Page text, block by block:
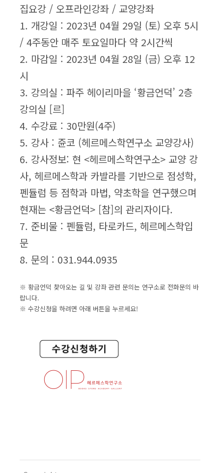
집요강 / 오프라인강좌 / 교양강좌
1. 개강일 : 2023년 04월 29일 (토) 오후 5시
/ 4주동안 매주 토요일마다 약 2시간씩
2. 마감일 : 2023년 04월 28일 (금) 오후 12
시
3. 강의실 : 파주 헤이리마을 ‘황금언덕’ 2층
강의실 [르]
4. 수강료 : 30만원(4주)
5. 강사 : 쥰코 (헤르메스학연구소 교양강사)
6. 강사정보: 현 <헤르메스학연구소> 교양 강
사, 헤르메스학과 카발라를 기반으로 점성학,
펜듈럼 등 점학과 마법, 약초학을 연구했으며
현재는 <황금언덕> [참]의 관리자이다.
7. 준비물 : 펜듈럼, 타로카드, 헤르메스학입
문
8. 문의 : 031.944.0935
※ 황금언덕 찾아오는 길 및 강좌 관련 문의는 연구소로 전화문의 바
랍니다.
※ 수강신청을 하려면 아래 버튼을 누르세요!